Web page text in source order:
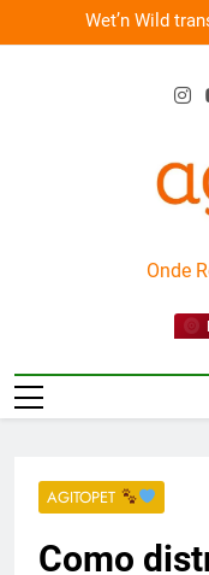
to
Wet’n Wild
Onde
AGITOPET
Como